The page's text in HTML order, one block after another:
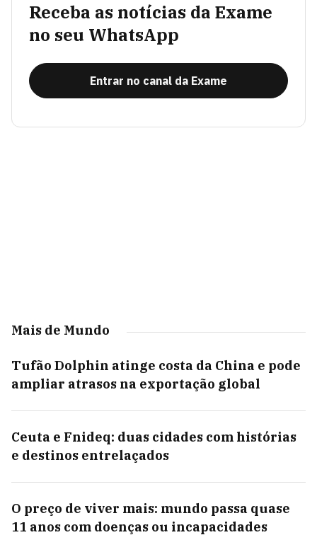
Receba as notícias da Exame
no seu WhatsApp
Entrar no canal da Exame
Mais de Mundo
Tufão Dolphin atinge costa da China e pode
ampliar atrasos na exportação global
Ceuta e Fnideq: duas cidades com histórias
e destinos entrelaçados
O preço de viver mais: mundo passa quase
11 anos com doenças ou incapacidades